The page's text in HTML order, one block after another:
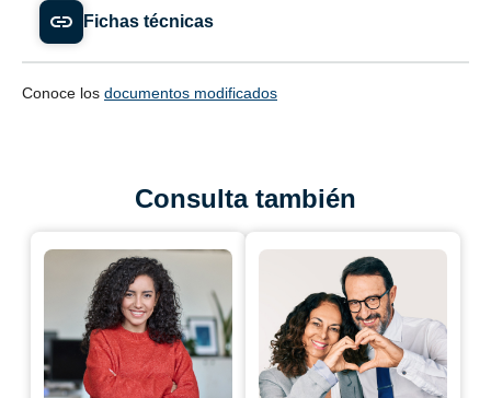
Fichas técnicas
Conoce los documentos modificados
Consulta también